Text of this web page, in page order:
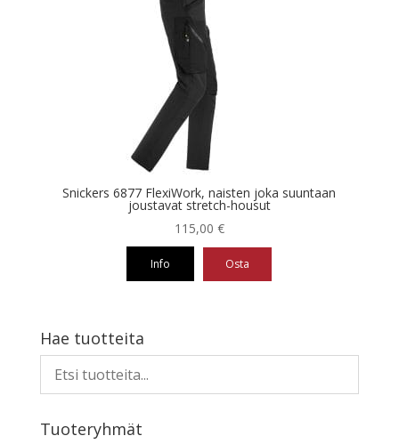
Snickers 6877 FlexiWork, naisten joka suuntaan
joustavat stretch-housut
115,00 €
Info Osta
on
useampi
muunnelma.
Voit
valinnat
Hae tuotteita
Tuoteryhmät